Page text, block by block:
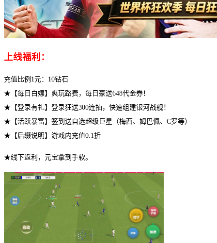
上线福利：
充值比例1元：10钻石
★【每日白嫖】爽玩路费，每日豪送648代金券！
★【登录有礼】登录狂送300连抽，快速组建银河战舰！
★【活跃暴富】签到送自选超级巨星（梅西、姆巴佩、C罗等）
★【后缀说明】游戏内充值0.1折
★线下返利，元宝拿到手软。